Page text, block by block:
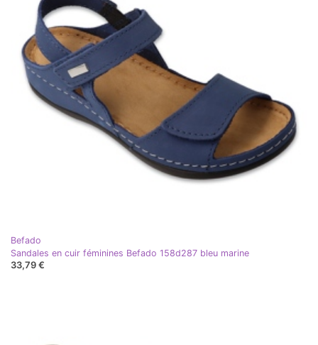
Befado
Sandales en cuir féminines Befado 158d287 bleu marine
33,79 €